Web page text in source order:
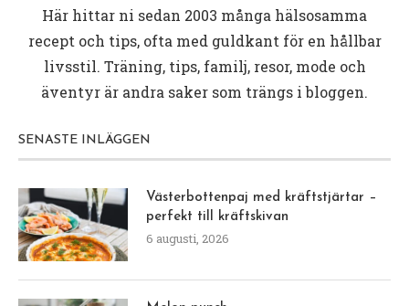
Här hittar ni sedan 2003 många hälsosamma
recept och tips, ofta med guldkant för en hållbar
livsstil. Träning, tips, familj, resor, mode och
äventyr är andra saker som trängs i bloggen.
SENASTE INLÄGGEN
Västerbottenpaj med kräftstjärtar –
perfekt till kräftskivan
6 augusti, 2026